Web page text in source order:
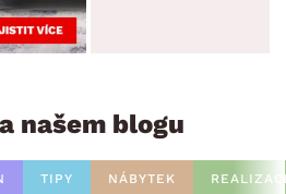
našem blogu
TIPY NÁBYTEK